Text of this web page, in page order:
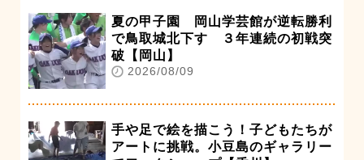
夏の甲子園 岡山学芸館が逆転勝利
で鳥取城北下す ３年連続の初戦突
破【岡山】
2026/08/09
手や足で絵を描こう！子どもたちが
アートに挑戦。小豆島のギャラリー